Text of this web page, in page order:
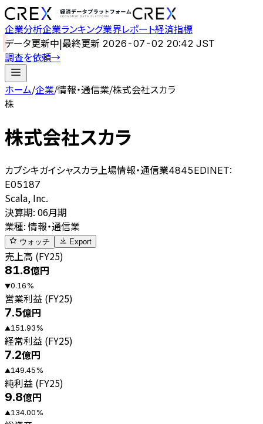
企業分析企業ランキング業界レポート経済指標
データ更新中|最終更新 2026-07-02 20:42 JST
調査を依頼→
ホーム/企業/情報・通信業/株式会社スカラ
株
株式会社スカラ
カブシキガイシャスカラ 上場情報・通信業4845EDINET:
E05187
Scala, Inc.
決算期: 06月期
業種: 情報・通信業
ウォッチ Export
売上高 (FY25)
81.8億円
▼0.16%
営業利益 (FY25)
7.5億円
▲151.93%
経常利益 (FY25)
7.2億円
▲149.45%
純利益 (FY25)
9.8億円
▲134.00%